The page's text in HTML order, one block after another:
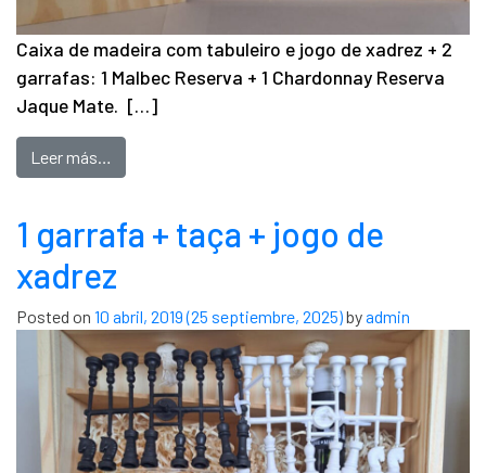
Caixa de madeira com tabuleiro e jogo de xadrez + 2
garrafas: 1 Malbec Reserva + 1 Chardonnay Reserva
Jaque Mate. […]
Leer más…
1 garrafa + taça + jogo de
xadrez
Posted on 10 abril, 2019(25 septiembre, 2025)byadmin